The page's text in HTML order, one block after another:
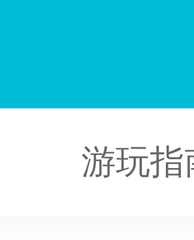
游玩指